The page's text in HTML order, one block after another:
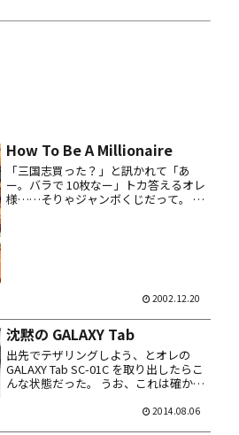
How To Be A Millionaire
「三国志買った？」と訊かれて「あ
ー。バラで 10枚なー」トカ答えるオレ
様……そりゃジャンボくじだって。 で
2002.12.20
沈黙の GALAXY Tab
出先でテザリングしよう、とオレの
GALAXY Tab SC-01C を取り出したらこ
んな状態だった。 うお、これは確か初
け付けず、反応するのは電源ボタンの
2014.08.06